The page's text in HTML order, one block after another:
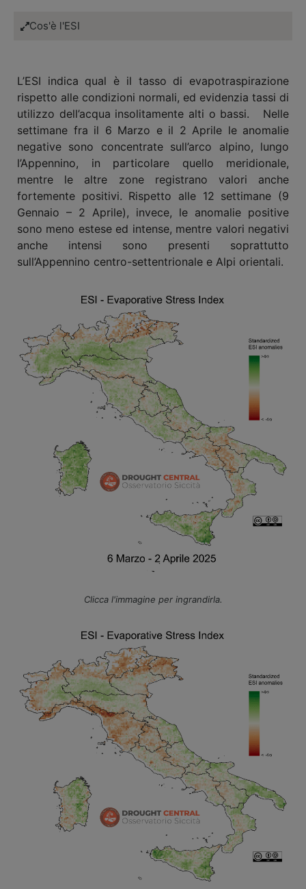
Cos'è l'ESI
L’ESI indica qual è il tasso di evapotraspirazione
rispetto alle condizioni normali, ed evidenzia tassi di
utilizzo dell’acqua insolitamente alti o bassi. Nelle
settimane fra il 6 Marzo e il 2 Aprile le anomalie
negative sono concentrate sull’arco alpino, lungo
l’Appennino, in particolare quello meridionale,
mentre le altre zone registrano valori anche
fortemente positivi. Rispetto alle 12 settimane (9
Gennaio – 2 Aprile), invece, le anomalie positive
sono meno estese ed intense, mentre valori negativi
anche intensi sono presenti soprattutto
sull’Appennino centro-settentrionale e Alpi orientali.
Clicca l'immagine per ingrandirla.